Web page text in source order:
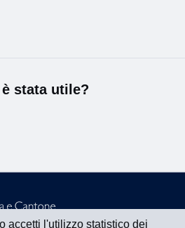
accetti l'utilizzo statistico dei
stata utile?